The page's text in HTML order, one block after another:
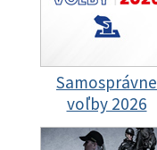
Samosprávne
voľby 2026